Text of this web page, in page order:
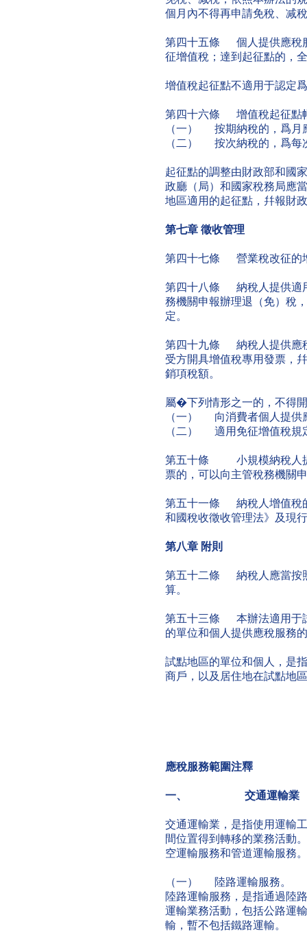
個月內不得再申請免稅、减
第四十五條 個人提供應稅
征增值稅；達到起征點的，
增值稅起征點不適用于認定
第四十六條 增值稅起征點
（一） 按期納稅的，爲月
（二） 按次納稅的，爲每
起征點的調整由財政部和國
政廳（局）和國家稅務局應
地區適用的起征點，幷報財
第七章 徵收管理
第四十七條 營業稅改征的
第四十八條 納稅人提供適
務機關申報辦理退（免）稅
定。
第四十九條 納稅人提供應
受方開具增值稅專用發票，
銷項稅額。
屬�下列情形之一的，不得
（一） 向消費者個人提供
（二） 適用免征增值稅規
第五十條 小規模納稅人提
票的，可以向主管稅務機關
第五十一條 納稅人增值稅
和國稅收徵收管理法》及現
第八章 附則
第五十二條 納稅人應當按
算。
第五十三條 本辦法適用于
的單位和個人提供應稅服務
試點地區的單位和個人，是
商戶，以及居住地在試點地
應稅服務範圍注釋
一、 交通運輸業
交通運輸業，是指使用運輸
間位置得到轉移的業務活動
空運輸服務和管道運輸服務。
（一） 陸路運輸服務。
陸路運輸服務，是指通過陸
運輸業務活動，包括公路運
輸，暫不包括鐵路運輸。